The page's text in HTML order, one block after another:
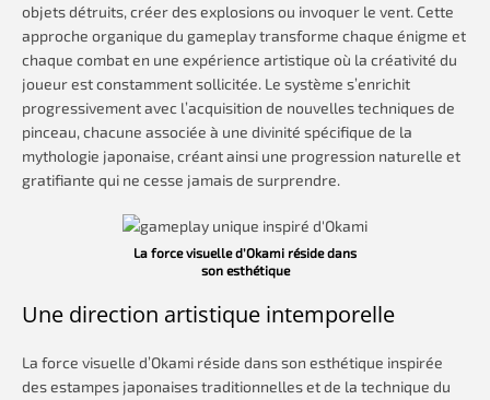
objets détruits, créer des explosions ou invoquer le vent. Cette
approche organique du gameplay transforme chaque énigme et
chaque combat en une expérience artistique où la créativité du
joueur est constamment sollicitée. Le système s’enrichit
progressivement avec l’acquisition de nouvelles techniques de
pinceau, chacune associée à une divinité spécifique de la
mythologie japonaise, créant ainsi une progression naturelle et
gratifiante qui ne cesse jamais de surprendre.
La force visuelle d’Okami réside dans
son esthétique
Une direction artistique intemporelle
La force visuelle d’Okami réside dans son esthétique inspirée
des estampes japonaises traditionnelles et de la technique du